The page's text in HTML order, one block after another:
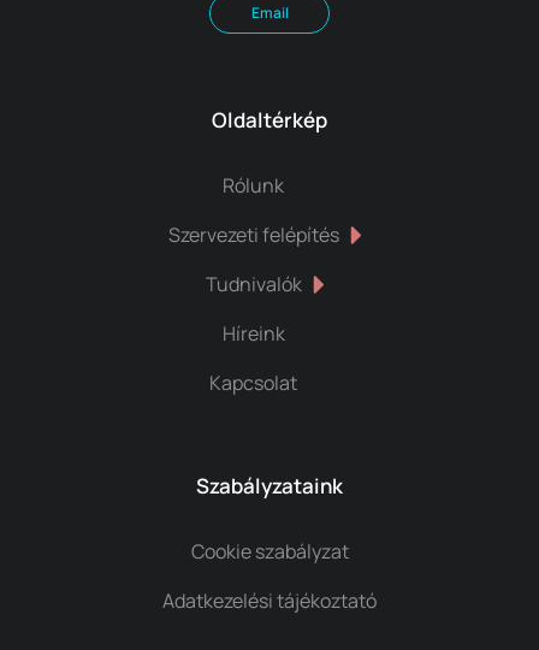
Email
Oldaltérkép
Rólunk
Szervezeti felépítés
Tudnivalók
Híreink
Kapcsolat
Szabályzataink
Cookie szabályzat
Adatkezelési tájékoztató